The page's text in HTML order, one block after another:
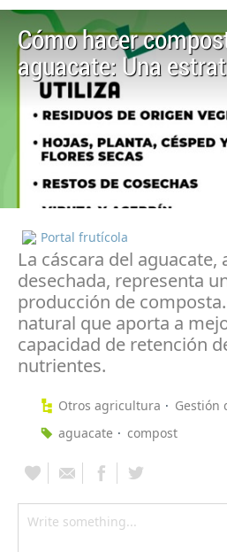
Cómo hacer
aguacate: Una
Portal frutícola
La cáscara del
desechada, representa
producción de
natural que aporta a
capacidad de retención
nutrientes.
Otros agricultura
Gestión
aguacate
compost